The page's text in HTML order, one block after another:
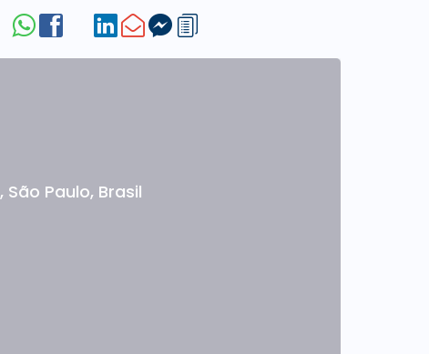
, São Paulo, Brasil